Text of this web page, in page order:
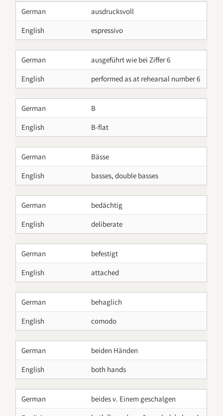
German
ausdrucksvoll
English
espressivo
German
ausgeführt wie bei Ziffer 6
English
performed as at rehearsal number 6
German
B
English
B-flat
German
Bässe
English
basses, double basses
German
bedächtig
English
deliberate
German
befestigt
English
attached
German
behaglich
English
comodo
German
beiden Händen
English
both hands
German
beides v. Einem geschalgen